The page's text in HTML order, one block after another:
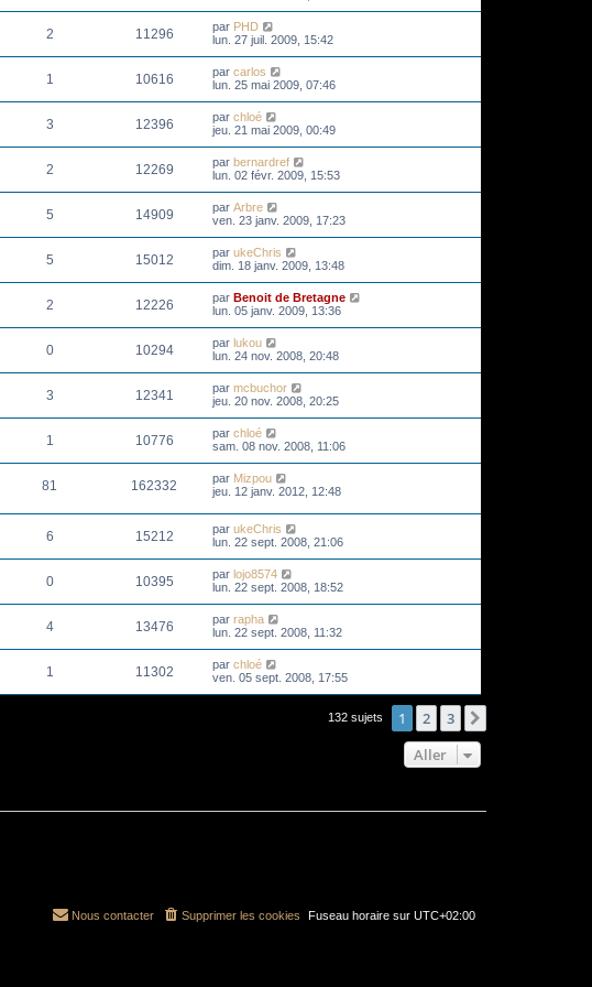
2 11296 par PHD
lun. 27 juil. 2009, 15:42
1 10616 par carlos
lun. 25 mai 2009, 07:46
3 12396 par chloé
jeu. 21 mai 2009, 00:49
2 12269 par bernardref
lun. 02 févr. 2009, 15:53
5 14909 par Arbre
ven. 23 janv. 2009, 17:23
5 15012 par ukeChris
dim. 18 janv. 2009, 13:48
2 12226 par Benoit de Bretagne
lun. 05 janv. 2009, 13:36
0 10294 par lukou
lun. 24 nov. 2008, 20:48
3 12341 par mcbuchor
jeu. 20 nov. 2008, 20:25
1 10776 par chloé
sam. 08 nov. 2008, 11:06
81 162332 par Mizpou
jeu. 12 janv. 2012, 12:48
6 15212 par ukeChris
lun. 22 sept. 2008, 21:06
0 10395 par lojo8574
lun. 22 sept. 2008, 18:52
4 13476 par rapha
lun. 22 sept. 2008, 11:32
1 11302 par chloé
ven. 05 sept. 2008, 17:55
132 sujets 1 2 3
Aller
Fuseau horaire sur UTC+02:00
Supprimer les cookies
Nous contacter